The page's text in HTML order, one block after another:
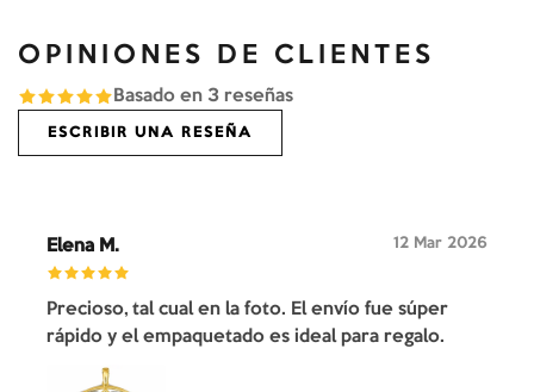
OPINIONES DE CLIENTES
Basado en 3 reseñas
ESCRIBIR UNA RESEÑA
Elena M. 12 Mar 2026
Precioso, tal cual en la foto. El envío fue súper
rápido y el empaquetado es ideal para regalo.